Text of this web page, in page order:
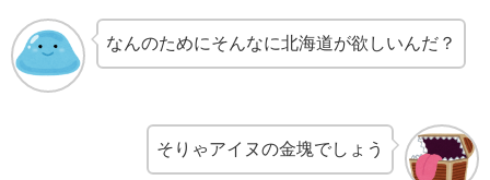
なんのためにそんなに北海道が欲しいんだ？
そりゃアイヌの金塊でしょう